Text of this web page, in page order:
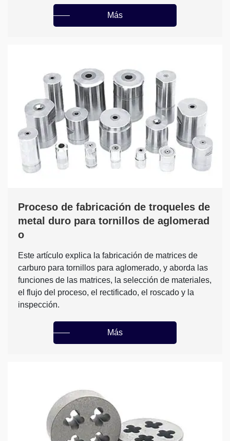
Más
Proceso de fabricación de troqueles de
metal duro para tornillos de aglomerad
o
Este artículo explica la fabricación de matrices de
carburo para tornillos para aglomerado, y aborda las
funciones de las matrices, la selección de materiales,
el flujo del proceso, el rectificado, el roscado y la
inspección.
Más